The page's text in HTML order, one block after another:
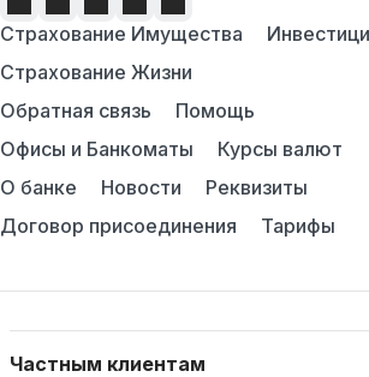
Страхование Имущества
Страхование Жизни
Обратная связь
Помощь
Офисы и Банкоматы
Курсы валют
О банке
Новости
Реквизиты
Договор присоединения
Тарифы
Частным клиентам